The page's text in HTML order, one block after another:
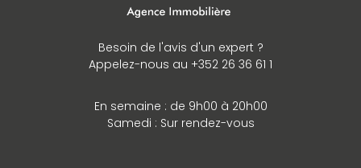
Besoin de l'avis d'un expert ?
Appelez-nous au +352 26 36 61 1
En semaine : de 9h00 à 20h00
Samedi : Sur rendez-vous